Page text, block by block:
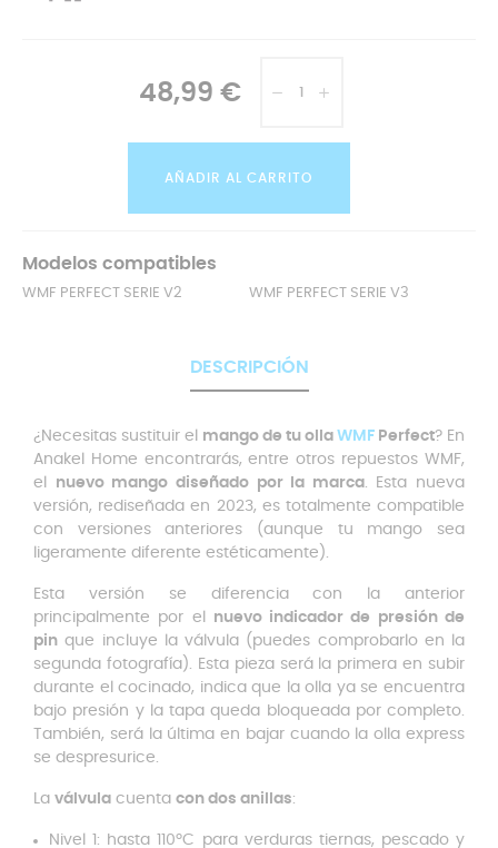
48,99 €
AÑADIR AL CARRITO
Modelos compatibles
WMF PERFECT SERIE V2 WMF PERFECT SERIE V3
DESCRIPCIÓN
¿Necesitas sustituir el mango de tu olla WMF Perfect? En
Anakel Home encontrarás, entre otros repuestos WMF,
el nuevo mango diseñado por la marca. Esta nueva
versión, rediseñada en 2023, es totalmente compatible
con versiones anteriores (aunque tu mango sea
ligeramente diferente estéticamente).
Esta versión se diferencia con la anterior
principalmente por el nuevo indicador de presión de
pin que incluye la válvula (puedes comprobarlo en la
segunda fotografía). Esta pieza será la primera en subir
durante el cocinado, indica que la olla ya se encuentra
bajo presión y la tapa queda bloqueada por completo.
También, será la última en bajar cuando la olla express
se despresurice.
La válvula cuenta con dos anillas:
Nivel 1: hasta 110ºC para verduras tiernas, pescado y